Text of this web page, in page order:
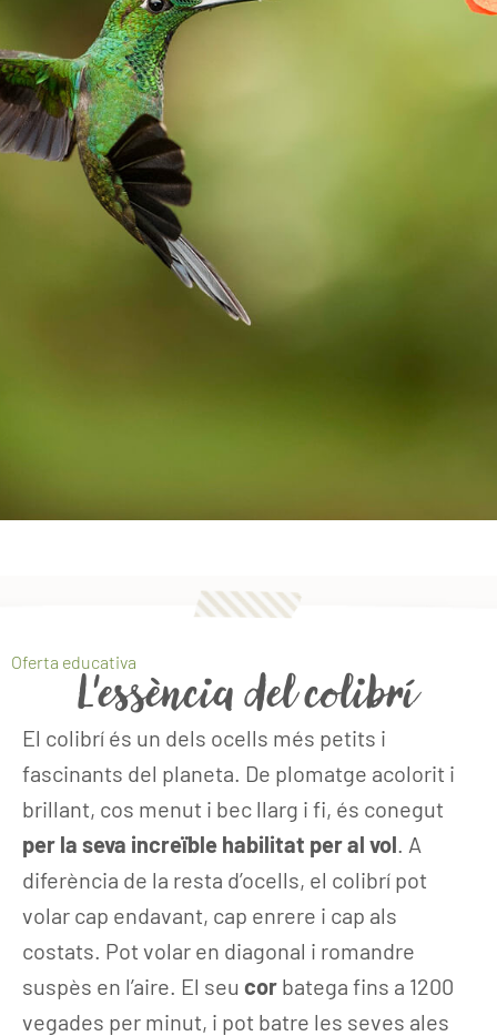
Oferta educativa
L'essència del colibrí
El colibrí és un dels ocells més petits i
fascinants del planeta. De plomatge acolorit i
brillant, cos menut i bec llarg i fi, és conegut
per la seva increïble habilitat per al vol. A
diferència de la resta d’ocells, el colibrí pot
volar cap endavant, cap enrere i cap als
costats. Pot volar en diagonal i romandre
suspès en l’aire. El seu cor batega fins a 1200
vegades per minut, i pot batre les seves ales